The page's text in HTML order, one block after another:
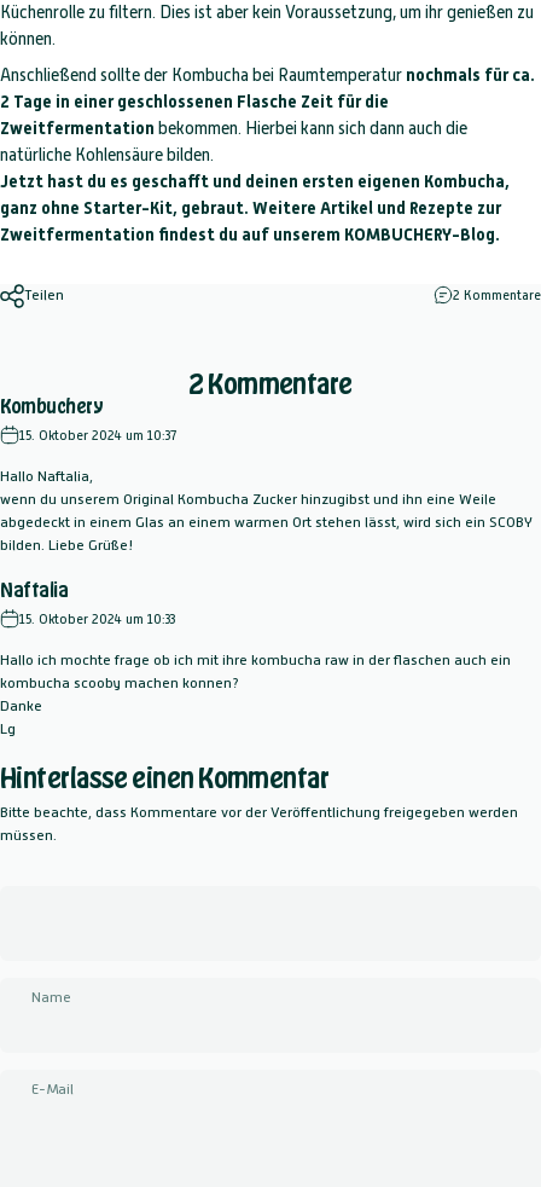
Küchenrolle zu filtern. Dies ist aber kein Voraussetzung, um ihr genießen zu
können.
Anschließend sollte der Kombucha bei Raumtemperatur nochmals für ca.
2 Tage in einer geschlossenen Flasche Zeit für die
Zweitfermentation bekommen. Hierbei kann sich dann auch die
natürliche Kohlensäure bilden.
Jetzt hast du es geschafft und deinen ersten eigenen Kombucha,
ganz ohne Starter-Kit, gebraut. Weitere Artikel und Rezepte zur
Zweitfermentation findest du auf unserem KOMBUCHERY-Blog.
Teilen 2 Kommentare
2 Kommentare
Kombuchery
15. Oktober 2024 um 10:37
Hallo Naftalia,
wenn du unserem Original Kombucha Zucker hinzugibst und ihn eine Weile
abgedeckt in einem Glas an einem warmen Ort stehen lässt, wird sich ein SCOBY
bilden. Liebe Grüße!
Naftalia
15. Oktober 2024 um 10:33
Hallo ich mochte frage ob ich mit ihre kombucha raw in der flaschen auch ein
kombucha scooby machen konnen?
Danke
Lg
Hinterlasse einen Kommentar
Bitte beachte, dass Kommentare vor der Veröffentlichung freigegeben werden
müssen.
Name
E-Mail